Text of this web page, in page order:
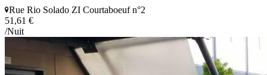
Rue Rio Solado ZI Courtaboeuf n°2
51,61 €
/Nuit